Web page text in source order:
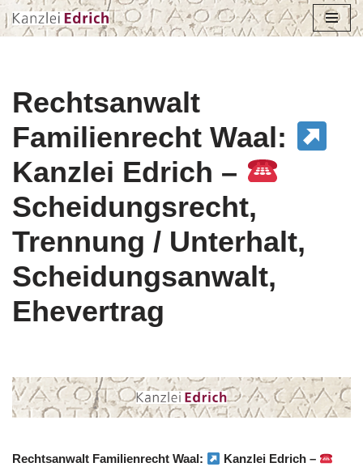
Rechtsanwalt
Familienrecht Waal:
Kanzlei Edrich –
Scheidungsrecht,
Trennung / Unterhalt,
Scheidungsanwalt,
Ehevertrag
Rechtsanwalt Familienrecht Waal:
Kanzlei Edrich –